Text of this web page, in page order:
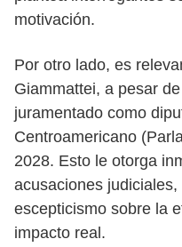
motivación.
Por otro lado, es
Giammattei, a pesar
juramentado como
Centroamericano
2028. Esto le otorga
acusaciones
escepticismo sobre la
impacto real.